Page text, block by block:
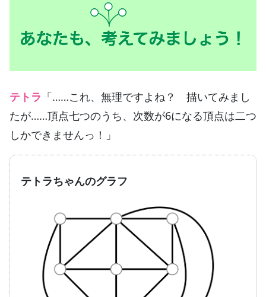
テトラ 「……これ、無理ですよね？ 描いてみまし
たが……頂点七つのうち、次数が6になる頂点は二つ
しかできませんっ！」
テトラちゃんのグラフ